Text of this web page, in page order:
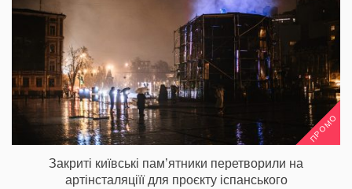
ПРОМО
Закриті київські пам’ятники перетворили на
артінсталяціїї для проєкту іспанського